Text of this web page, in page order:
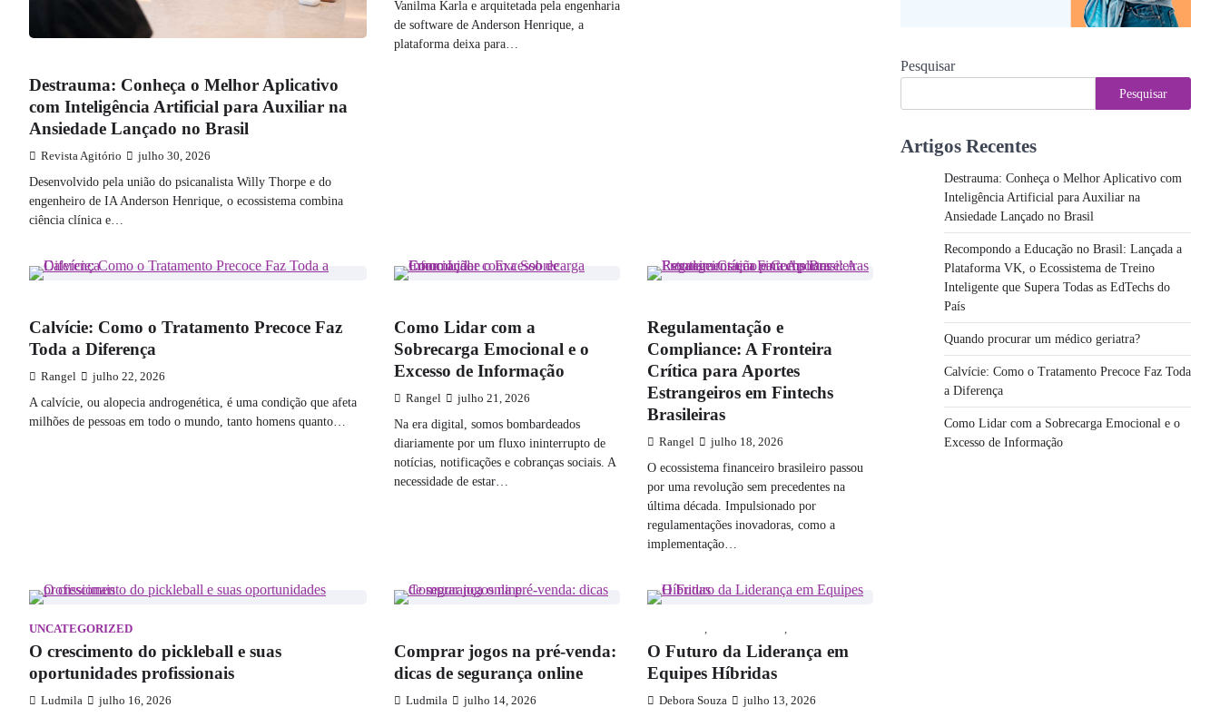
Destrauma: Conheça o Melhor Aplicativo
com Inteligência Artificial para Auxiliar na
Ansiedade Lançado no Brasil
Revista Agitório julho 30, 2026
Desenvolvido pela união do psicanalista Willy Thorpe e do
engenheiro de IA Anderson Henrique, o ecossistema combina
ciência clínica e…
Vanilma Karla e arquitetada pela engenharia
de software de Anderson Henrique, a
plataforma deixa para…
Calvície: Como o Tratamento Precoce Faz
Toda a Diferença
Rangel julho 22, 2026
A calvície, ou alopecia androgenética, é uma condição que afeta
milhões de pessoas em todo o mundo, tanto homens quanto…
Como Lidar com a
Sobrecarga Emocional e o
Excesso de Informação
Rangel julho 21, 2026
Na era digital, somos bombardeados
diariamente por um fluxo ininterrupto de
notícias, notificações e cobranças sociais. A
necessidade de estar…
Regulamentação e
Compliance: A Fronteira
Crítica para Aportes
Estrangeiros em Fintechs
Brasileiras
Rangel julho 18, 2026
O ecossistema financeiro brasileiro passou
por uma revolução sem precedentes na
última década. Impulsionado por
regulamentações inovadoras, como a
implementação…
UNCATEGORIZED
O crescimento do pickleball e suas
oportunidades profissionais
Ludmila julho 16, 2026
Comprar jogos na pré-venda:
dicas de segurança online
Ludmila julho 14, 2026
, ,
O Futuro da Liderança em
Equipes Híbridas
Debora Souza julho 13, 2026
Pesquisar
Pesquisar
Artigos Recentes
Destrauma: Conheça o Melhor Aplicativo com
Inteligência Artificial para Auxiliar na
Ansiedade Lançado no Brasil
Recompondo a Educação no Brasil: Lançada a
Plataforma VK, o Ecossistema de Treino
Inteligente que Supera Todas as EdTechs do
País
Quando procurar um médico geriatra?
Calvície: Como o Tratamento Precoce Faz Toda
a Diferença
Como Lidar com a Sobrecarga Emocional e o
Excesso de Informação